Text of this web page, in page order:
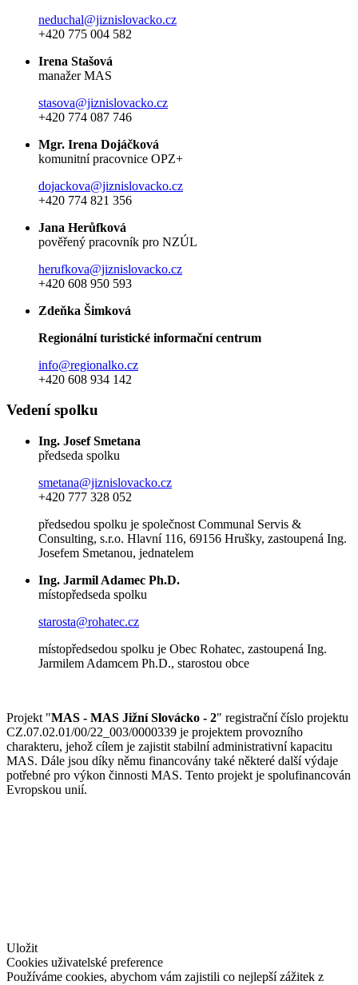
neduchal@jiznislovacko.cz
+420 775 004 582
Irena Stašová
manažer MAS
stasova@jiznislovacko.cz
+420 774 087 746
Mgr. Irena Dojáčková
komunitní pracovnice OPZ+
dojackova@jiznislovacko.cz
+420 774 821 356
Jana Herůfková
pověřený pracovník pro NZÚL
herufkova@jiznislovacko.cz
+420 608 950 593
Zdeňka Šimková
Regionální turistické informační centrum
info@regionalko.cz
+420 608 934 142
Vedení spolku
Ing. Josef Smetana
předseda spolku
smetana@jiznislovacko.cz
+420 777 328 052
předsedou spolku je společnost Communal Servis &
Consulting, s.r.o. Hlavní 116, 69156 Hrušky, zastoupená Ing.
Josefem Smetanou, jednatelem
Ing. Jarmil Adamec Ph.D.
místopředseda spolku
starosta@rohatec.cz
místopředsedou spolku je Obec Rohatec, zastoupená Ing.
Jarmilem Adamcem Ph.D., starostou obce
Projekt "MAS - MAS Jižní Slovácko - 2" registrační číslo projektu
CZ.07.02.01/00/22_003/0000339 je projektem provozního
charakteru, jehož cílem je zajistit stabilní administrativní kapacitu
MAS. Dále jsou díky němu financovány také některé další výdaje
potřebné pro výkon činnosti MAS. Tento projekt je spolufinancován
Evropskou unií.
Uložit
Cookies uživatelské preference
Používáme cookies, abychom vám zajistili co nejlepší zážitek z